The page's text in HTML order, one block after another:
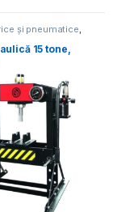
și pneumatice
service auto
15 tone,